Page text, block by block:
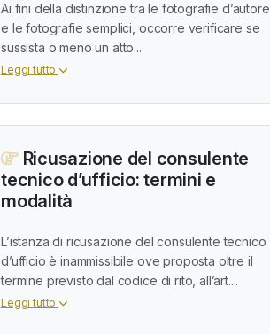
Ai fini della distinzione tra le fotografie d’autore
e le fotografie semplici, occorre verificare se
sussista o meno un atto...
Leggi tutto
Ricusazione del consulente
tecnico d’ufficio: termini e
modalità
L’istanza di ricusazione del consulente tecnico
d’ufficio è inammissibile ove proposta oltre il
termine previsto dal codice di rito, all’art....
Leggi tutto